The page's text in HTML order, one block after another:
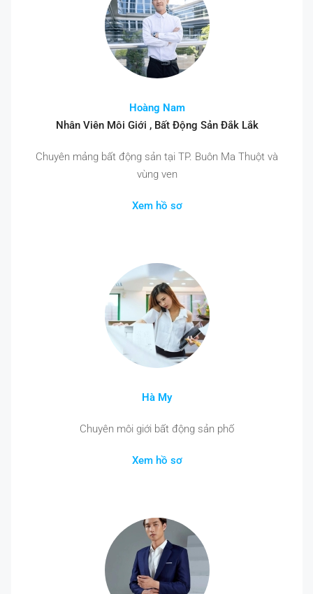
Hoàng Nam
Nhân Viên Môi Giới , Bất Động Sản Đắk Lắk
Chuyên mảng bất động sản tại TP. Buôn Ma Thuột và
vùng ven
Xem hồ sơ
Hà My
Chuyên môi giới bất động sản phố
Xem hồ sơ